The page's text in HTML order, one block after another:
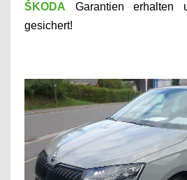
ŠKODA
Garantien erhalten
gesichert!